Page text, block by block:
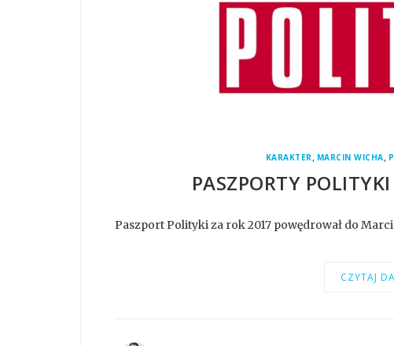
KARAKTER, MARCIN WICHA,
PASZPORTY
Paszport Polityki za rok 2017 powędrował do
CZYTAJ